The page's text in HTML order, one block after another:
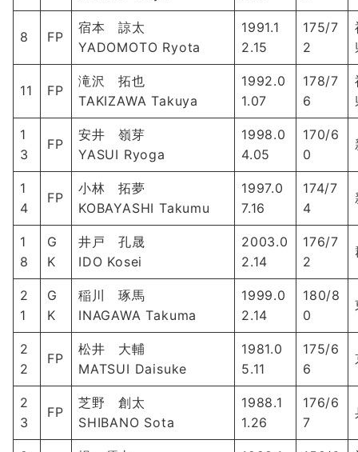
8 FP
宿本 諒太
YADOMOTO Ryota
1991.1
2.15
175/7
2
11 FP
滝沢 拓也
TAKIZAWA Takuya
1992.0
1.07
178/7
6
1
3
FP
安井 嶺芽
YASUI Ryoga
1998.0
4.05
170/6
0
1
4
FP
小林 拓夢
KOBAYASHI Takumu
1997.0
7.16
174/7
4
1
8
G
K
井戸 孔晟
IDO Kosei
2003.0
2.14
176/7
2
2
1
G
K
稲川 琢馬
INAGAWA Takuma
1999.0
2.14
180/8
0
2
2
FP
松井 大輔
MATSUI Daisuke
1981.0
5.11
175/6
6
2
3
FP
芝野 創太
SHIBANO Sota
1988.1
1.26
176/6
7